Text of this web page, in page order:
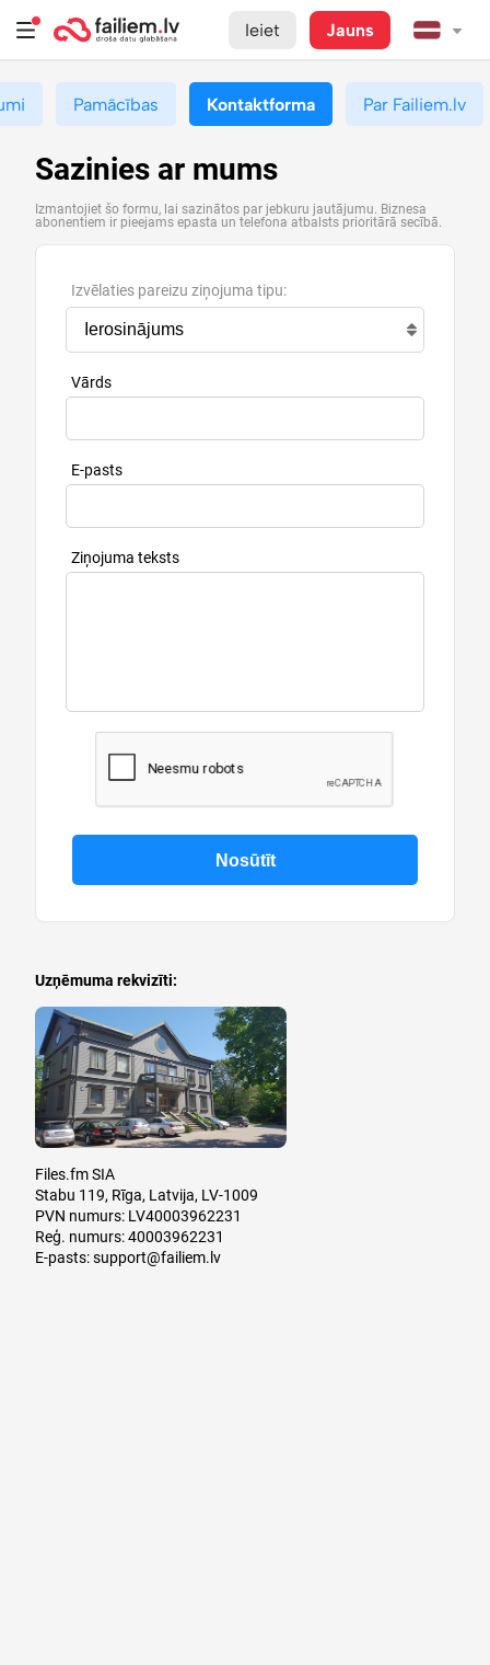
Ieiet Jauns
Pamācības Kontaktforma Par Failiem.lv
Sazinies ar mums
Izmantojiet šo formu, lai sazinātos par jebkuru jautājumu. Biznesa
abonentiem ir pieejams epasta un telefona atbalsts prioritārā secībā.
Izvēlaties pareizu ziņojuma tipu:
Vārds
E-pasts
Ziņojuma teksts
Uzņēmuma rekvizīti:
Files.fm SIA
Stabu 119, Rīga, Latvija, LV-1009
PVN numurs: LV40003962231
Reģ. numurs: 40003962231
E-pasts:support@failiem.lv